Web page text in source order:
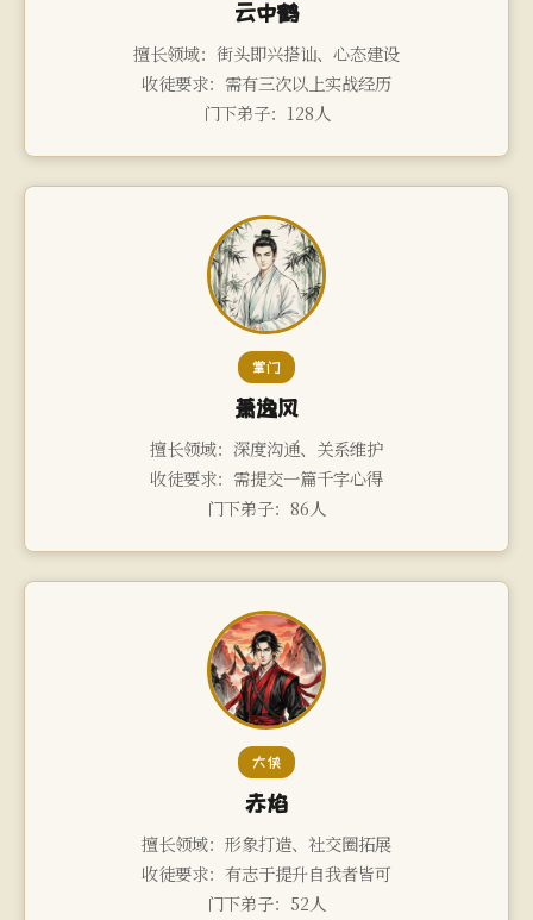
云中鹤
擅长领域：街头即兴搭讪、心态建设
收徒要求：需有三次以上实战经历
门下弟子：128人
掌门
萧逸风
擅长领域：深度沟通、关系维护
收徒要求：需提交一篇千字心得
门下弟子：86人
大侠
赤焰
擅长领域：形象打造、社交圈拓展
收徒要求：有志于提升自我者皆可
门下弟子：52人